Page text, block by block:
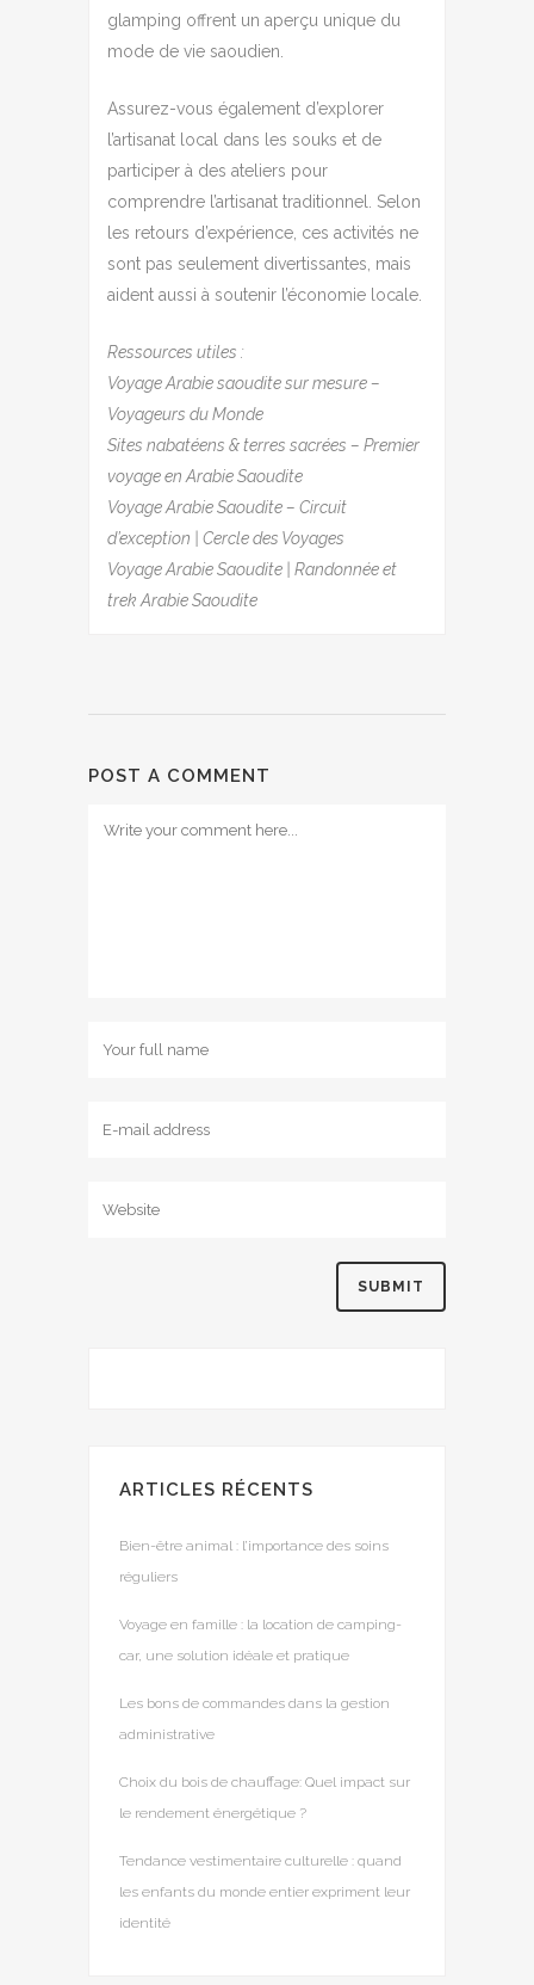
glamping offrent un aperçu unique du
mode de vie saoudien.
Assurez-vous également d’explorer
l’artisanat local dans les souks et de
participer à des ateliers pour
comprendre l’artisanat traditionnel. Selon
les retours d’expérience, ces activités ne
sont pas seulement divertissantes, mais
aident aussi à soutenir l’économie locale.
Ressources utiles :
Voyage Arabie saoudite sur mesure –
Voyageurs du Monde
Sites nabatéens & terres sacrées – Premier
voyage en Arabie Saoudite
Voyage Arabie Saoudite – Circuit
d’exception | Cercle des Voyages
Voyage Arabie Saoudite | Randonnée et
trek Arabie Saoudite
POST A COMMENT
ARTICLES RÉCENTS
Bien-être animal : l’importance des soins
réguliers
Voyage en famille : la location de camping-
car, une solution idéale et pratique
Les bons de commandes dans la gestion
administrative
Choix du bois de chauffage: Quel impact sur
le rendement énergétique ?
Tendance vestimentaire culturelle : quand
les enfants du monde entier expriment leur
identité